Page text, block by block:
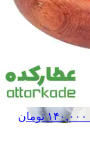
های حبوبات و غلات
۱۴۰,۰۰۰تومان